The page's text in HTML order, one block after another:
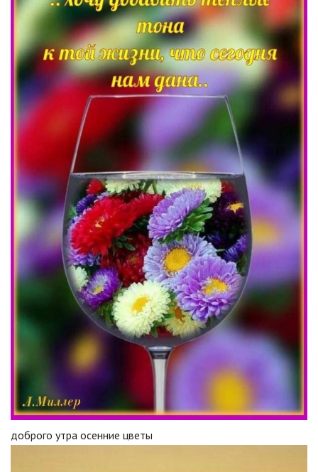
доброго утра осенние цветы